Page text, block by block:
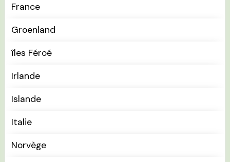
France
Groenland
îles Féroé
Irlande
Islande
Italie
Norvège